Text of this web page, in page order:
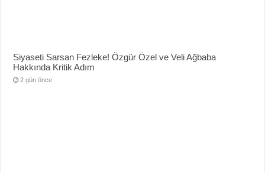
Siyaseti Sarsan Fezleke! Özgür Özel ve Veli Ağbaba
Hakkında Kritik Adım
2 gün önce